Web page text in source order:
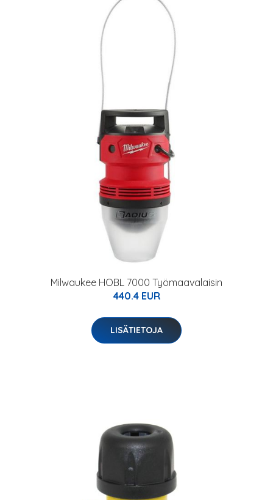
Milwaukee HOBL 7000 Työmaavalaisin
440.4 EUR
LISÄTIETOJA